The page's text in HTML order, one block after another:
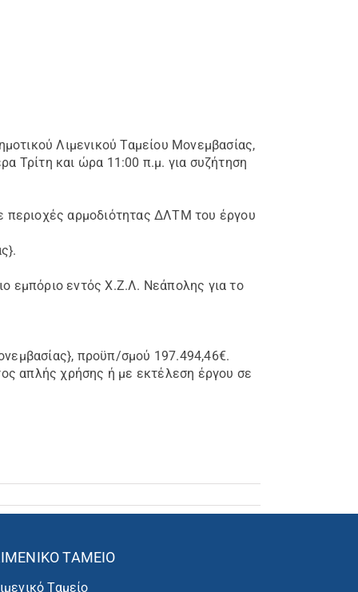
Λιμενικού Ταμείου Μονεμβασίας,
Τρίτη και ώρα 11:00 π.μ. για συζήτηση
περιοχές αρμοδιότητας ΔΛΤΜ του έργου
εμπόριο εντός Χ.Ζ.Λ. Νεάπολης για το
προϋπ/σμού 197.494,46€.
απλής χρήσης ή με εκτέλεση έργου σε
ΤΑΜΕΊΟ
Ταμείο